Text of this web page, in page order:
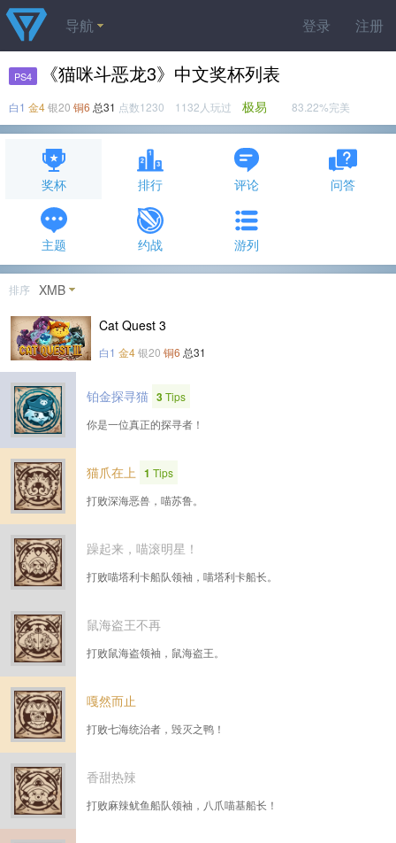
登录 注册
导航
PS4 《猫咪斗恶龙3》中文奖杯列表
白1 金4银20 铜6 总31 点数1230 1132人玩过 极易 83.22%完美
奖杯 排行 评论 问答
主题 约战 游列
排序 XMB
Cat Quest 3
白1 金4银20 铜6 总31
铂金探寻猫 3Tips
你是一位真正的探寻者！
猫爪在上 1 Tips
打败深海恶兽，喵苏鲁。
躁起来，喵滚明星！
打败喵塔利卡船队领袖，喵塔利卡船长。
鼠海盗王不再
打败鼠海盗领袖，鼠海盗王。
嘎然而止
打败七海统治者，毁灭之鸭！
香甜热辣
打败麻辣鱿鱼船队领袖，八爪喵基船长！